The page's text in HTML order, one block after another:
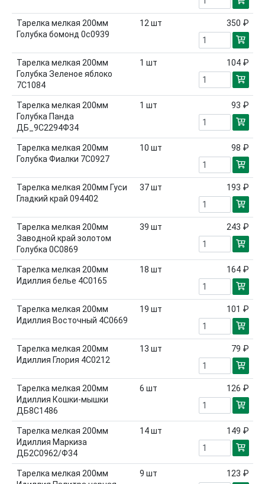
Тарелка мелкая 200мм
Голубка бомонд 0с0939
12 шт 350 ₽
Тарелка мелкая 200мм
Голубка Зеленое яблоко
7С1084
1 шт 104 ₽
Тарелка мелкая 200мм
Голубка Панда
ДБ_9С2294Ф34
1 шт 93 ₽
Тарелка мелкая 200мм
Голубка Фиалки 7С0927
10 шт 98 ₽
Тарелка мелкая 200мм Гуси
Гладкий край 094402
37шт 193 ₽
Тарелка мелкая 200мм
Заводной край золотом
Голубка 0С0869
39 шт 243 ₽
Тарелка мелкая 200мм
Идиллия белье 4С0165
18 шт 164 ₽
Тарелка мелкая 200мм
Идиллия Восточный 4С0669
19 шт 101 ₽
Тарелка мелкая 200мм
Идиллия Глория 4С0212
13 шт 79 ₽
Тарелка мелкая 200мм
Идиллия Кошки-мышки
ДБ8С1486
6 шт 126 ₽
Тарелка мелкая 200мм
Идиллия Маркиза
ДБ2С0962/Ф34
14шт 149 ₽
Тарелка мелкая 200мм
9 шт 123 ₽